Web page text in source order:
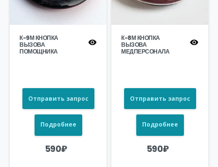
К-9М КНОПКА
ВЫЗОВА
ПОМОЩНИКА
Отправить запрос
Подробнее
590₽
К-8М КНОПКА
ВЫЗОВА
МЕДПЕРСОНАЛА
Отправить запрос
Подробнее
590₽